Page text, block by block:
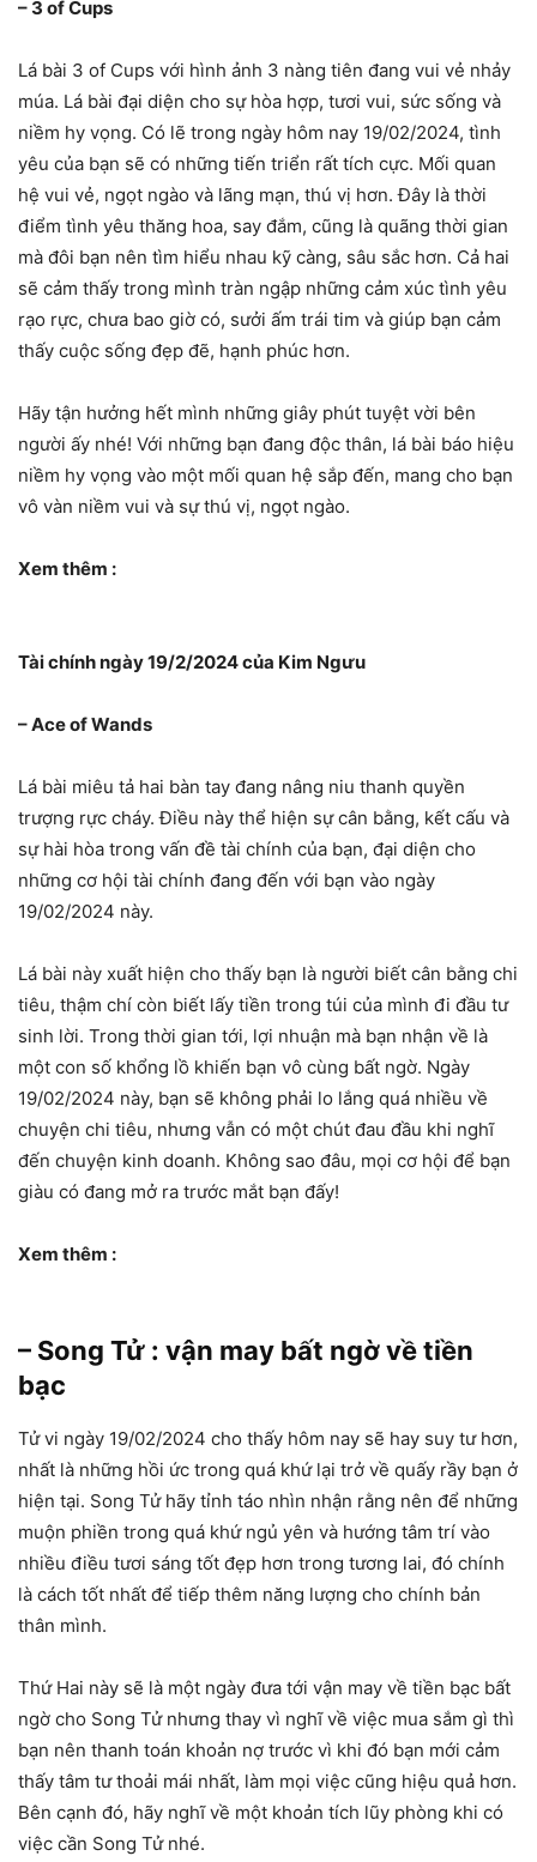
– 3 of Cups
Lá bài 3 of Cups với hình ảnh 3 nàng tiên đang vui vẻ nhảy
múa. Lá bài đại diện cho sự hòa hợp, tươi vui, sức sống và
niềm hy vọng. Có lẽ trong ngày hôm nay 19/02/2024, tình
yêu của bạn sẽ có những tiến triển rất tích cực. Mối quan
hệ vui vẻ, ngọt ngào và lãng mạn, thú vị hơn. Đây là thời
điểm tình yêu thăng hoa, say đắm, cũng là quãng thời gian
mà đôi bạn nên tìm hiểu nhau kỹ càng, sâu sắc hơn. Cả hai
sẽ cảm thấy trong mình tràn ngập những cảm xúc tình yêu
rạo rực, chưa bao giờ có, sưởi ấm trái tim và giúp bạn cảm
thấy cuộc sống đẹp đẽ, hạnh phúc hơn.
Hãy tận hưởng hết mình những giây phút tuyệt vời bên
người ấy nhé! Với những bạn đang độc thân, lá bài báo hiệu
niềm hy vọng vào một mối quan hệ sắp đến, mang cho bạn
vô vàn niềm vui và sự thú vị, ngọt ngào.
Xem thêm :
Tài chính ngày 19/2/2024 của Kim Ngưu
– Ace of Wands
Lá bài miêu tả hai bàn tay đang nâng niu thanh quyền
trượng rực cháy. Điều này thể hiện sự cân bằng, kết cấu và
sự hài hòa trong vấn đề tài chính của bạn, đại diện cho
những cơ hội tài chính đang đến với bạn vào ngày
19/02/2024 này.
Lá bài này xuất hiện cho thấy bạn là người biết cân bằng chi
tiêu, thậm chí còn biết lấy tiền trong túi của mình đi đầu tư
sinh lời. Trong thời gian tới, lợi nhuận mà bạn nhận về là
một con số khổng lồ khiến bạn vô cùng bất ngờ. Ngày
19/02/2024 này, bạn sẽ không phải lo lắng quá nhiều về
chuyện chi tiêu, nhưng vẫn có một chút đau đầu khi nghĩ
đến chuyện kinh doanh. Không sao đâu, mọi cơ hội để bạn
giàu có đang mở ra trước mắt bạn đấy!
Xem thêm :
– Song Tử : vận may bất ngờ về tiền
bạc
Tử vi ngày 19/02/2024 cho thấy hôm nay sẽ hay suy tư hơn,
nhất là những hồi ức trong quá khứ lại trở về quấy rầy bạn ở
hiện tại. Song Tử hãy tỉnh táo nhìn nhận rằng nên để những
muộn phiền trong quá khứ ngủ yên và hướng tâm trí vào
nhiều điều tươi sáng tốt đẹp hơn trong tương lai, đó chính
là cách tốt nhất để tiếp thêm năng lượng cho chính bản
thân mình.
Thứ Hai này sẽ là một ngày đưa tới vận may về tiền bạc bất
ngờ cho Song Tử nhưng thay vì nghĩ về việc mua sắm gì thì
bạn nên thanh toán khoản nợ trước vì khi đó bạn mới cảm
thấy tâm tư thoải mái nhất, làm mọi việc cũng hiệu quả hơn.
Bên cạnh đó, hãy nghĩ về một khoản tích lũy phòng khi có
việc cần Song Tử nhé.